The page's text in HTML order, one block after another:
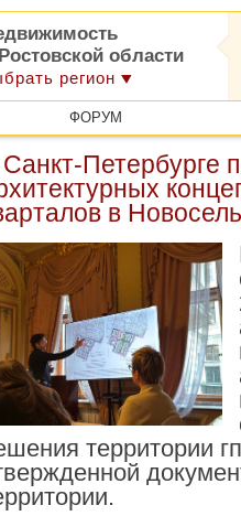
области
регион
ФОРУМ
Петербурге
в
территории